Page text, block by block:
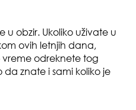
obzir. Ukoliko uživate u
ovih letnjih dana,
odreknete tog
da znate i sami koliko je